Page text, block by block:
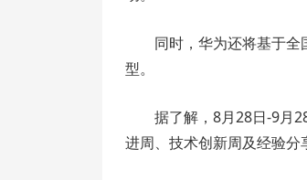
同时，华为还将基于
型。
据了解，8月28日-9月
进周、技术创新周及经验分